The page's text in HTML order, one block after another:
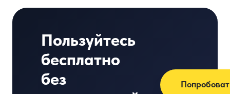
Пользуйтесь
бесплатно
без